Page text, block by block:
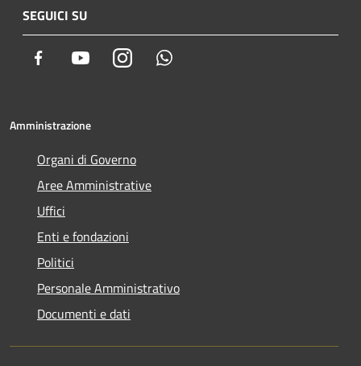
SEGUICI SU
Facebook YoutubeInstagram
Amministrazione
Organi di Governo
Aree Amministrative
Uffici
Enti e fondazioni
Politici
Personale Amministrativo
Documenti e dati